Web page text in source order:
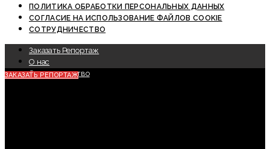
ПОЛИТИКА ОБРАБОТКИ ПЕРСОНАЛЬНЫХ ДАННЫХ
СОГЛАСИЕ НА ИСПОЛЬЗОВАНИЕ ФАЙЛОВ COOKIE
СОТРУДНИЧЕСТВО
Заказать Репортаж
О нас
Сотрудничество
ЗАКАЗАТЬ РЕПОРТАЖ